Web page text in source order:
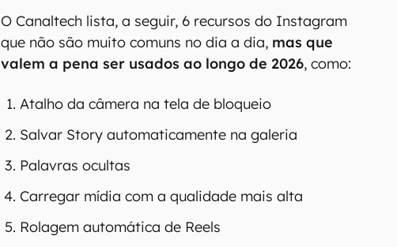
O Canaltech lista, a seguir, 6 recursos do Instagram
que não são muito comuns no dia a dia, mas que
valem a pena ser usados ao longo de 2026, como:
Atalho da câmera na tela de bloqueio
Salvar Story automaticamente na galeria
Palavras ocultas
Carregar mídia com a qualidade mais alta
Rolagem automática de Reels